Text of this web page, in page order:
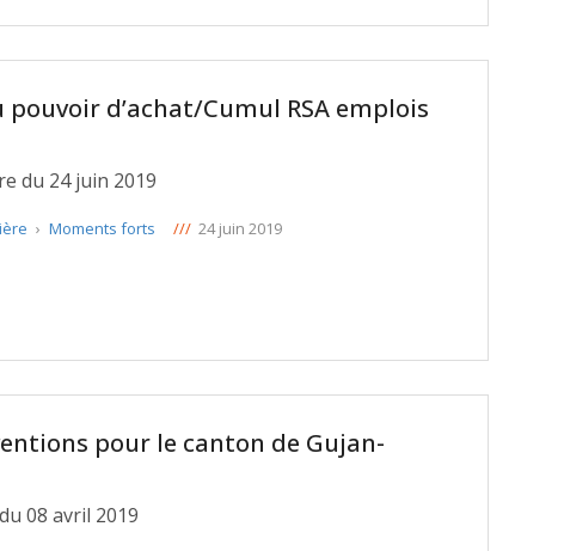
d’achat/Cumul RSA emplois
du 24 juin 2019
› Moments forts /// 24 juin 2019
pour le canton de Gujan-
08 avril 2019